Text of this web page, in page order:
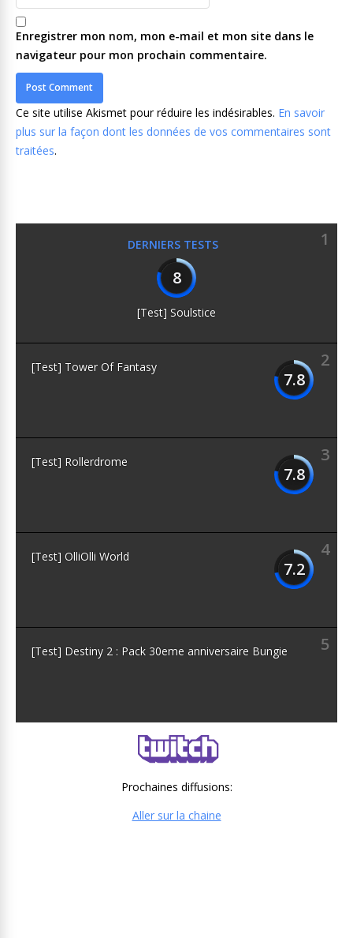
Enregistrer mon nom, mon e-mail et mon site dans le
navigateur pour mon prochain commentaire.
Ce site utilise Akismet pour réduire les indésirables. En savoir
plus sur la façon dont les données de vos commentaires sont
traitées.
DERNIERS TESTS
1
8
[Test] Soulstice
2
7.8
[Test] Tower Of Fantasy
3
7.8
[Test] Rollerdrome
4
7.2
[Test] OlliOlli World
5
[Test] Destiny 2 : Pack 30eme anniversaire Bungie
Prochaines diffusions:
Aller sur la chaine